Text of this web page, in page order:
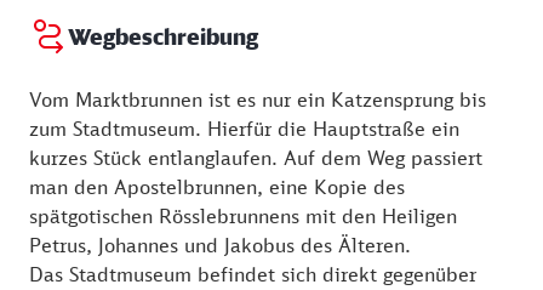
Wegbeschreibung
Vom Marktbrunnen ist es nur ein Katzensprung bis
zum Stadtmuseum. Hierfür die Hauptstraße ein
kurzes Stück entlanglaufen. Auf dem Weg passiert
man den Apostelbrunnen, eine Kopie des
spätgotischen Rösslebrunnens mit den Heiligen
Petrus, Johannes und Jakobus des Älteren.
Das Stadtmuseum befindet sich direkt gegenüber